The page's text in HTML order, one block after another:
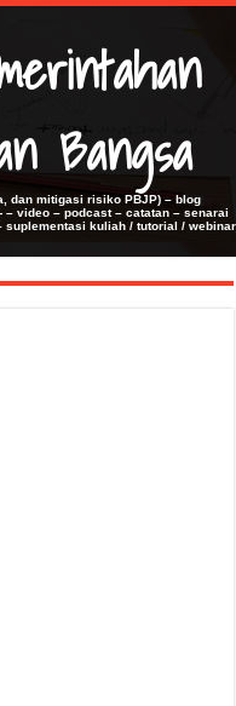
Bangsa
dan mitigasi risiko PBJP) – blog
– video – podcast – catatan – senarai
kuliah / tutorial / webinar